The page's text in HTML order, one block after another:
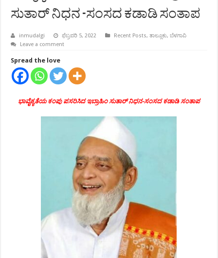
ಸುತಾರ್ ನಿಧನ -ಸಂಸದ ಕಡಾಡಿ ಸಂತಾಪ
inmudalgi ಫೆಬ್ರವರಿ 5, 2022 Recent Posts,ತಾಲ್ಲೂಕು,ಬೆಳಗಾವಿ
Leave a comment
Spread the love
ಭಾವೈಕ್ಯತೆಯ ಕಂಪು ಪಸರಿಸಿದ ಇಬ್ರಾಹಿಂ ಸುತಾರ್ ನಿಧನ-ಸಂಸದ ಕಡಾಡಿ ಸಂತಾಪ